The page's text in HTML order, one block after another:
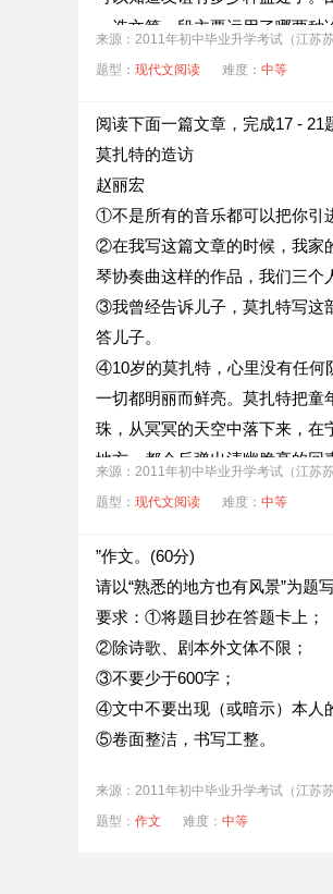
．选文第一段主要运用了哪两种
来源：2011年初中毕业升学考试（江苏
题型： 现代文阅读 难度： 中等
阅读下面一篇文章，完成17 - 21
莫扎特的造访
赵丽宏
①不是所有的音乐都可以把你引
②在我写这篇文章的时候，我家
琴协奏曲这样的作品，我们三个
③我曾经告诉儿子，莫扎特写这
答儿子。
④10岁的莫扎特，心里没有任何
一切都明丽而鲜亮。莫扎特把童
珠，从冥冥的天空中落下来，在
地方，都会反弹出清幽脆亮的回
的野花，还有在花瓣上滚动的
⑤我问儿子，在莫扎特第一钢琴
说：“我看见一条小溪在绿色的
“有喷泉，也有小溪，还有春天下
⑥说完话，我们仍然自己做自己
美好，连阴郁的天气我们也能感
⑦我告诉儿子，莫扎特离开人世
墓地上献上一朵小花。
⑨“因为那时音乐不值钱。”我的
⑩这时，我们的耳边充满了莫扎
来源：2011年初中毕业升学考试（江苏
题型： 现代文阅读 难度： 中等
”作文。(60分)
请以“熟悉的地方也有风景”为题
要求：①将题目抄在答题卡上；
②除诗歌、剧本外文体不限；
③不要少于600字；
④文中不要出现（或暗示）本人
⑤卷面整洁，书写工整。
来源：2011年初中毕业升学考试（江苏
题型： 作文 难度： 中等